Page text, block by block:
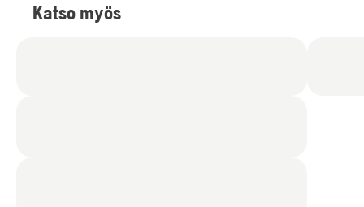
Katso myös